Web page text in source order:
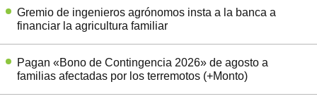
Gremio de ingenieros agrónomos insta a la banca a
financiar la agricultura familiar
Pagan «Bono de Contingencia 2026» de agosto a
familias afectadas por los terremotos (+Monto)